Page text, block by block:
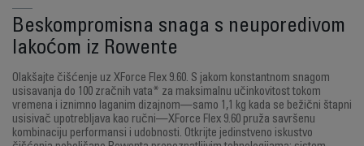
Beskompromisna snaga s neuporedivom
lakoćom iz Rowente
Olakšajte čišćenje uz XForce Flex 9.60. S jakom konstantnom snagom
usisavanja do 100 zračnih vata* za maksimalnu učinkovitost tokom
vremena i iznimno laganim dizajnom—samo 1,1 kg kada se bežični štapni
usisivač upotrebljava kao ručni—XForce Flex 9.60 pruža savršenu
kombinaciju performansi i udobnosti. Otkrijte jedinstveno iskustvo